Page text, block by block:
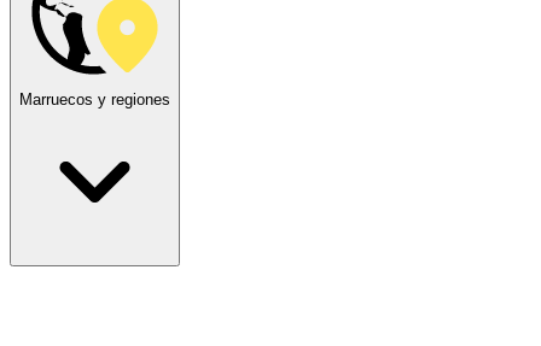
Marruecos y regiones